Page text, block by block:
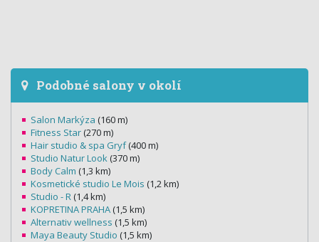
Podobné salony v okolí
Salon Markýza (160 m)
Fitness Star (270 m)
Hair studio & spa Gryf(400 m)
Studio Natur Look (370 m)
Body Calm (1,3 km)
Kosmetické studio Le Mois (1,2 km)
Studio - R (1,4 km)
KOPRETINA PRAHA (1,5 km)
Alternativ wellness (1,5 km)
Maya Beauty Studio (1,5 km)